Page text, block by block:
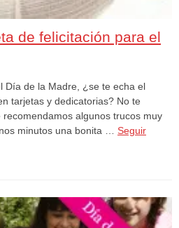
de felicitación para el
Día de la Madre, ¿se te echa el
tarjetas y dedicatorias? No te
algunos trucos muy
minutos una bonita … Seguir